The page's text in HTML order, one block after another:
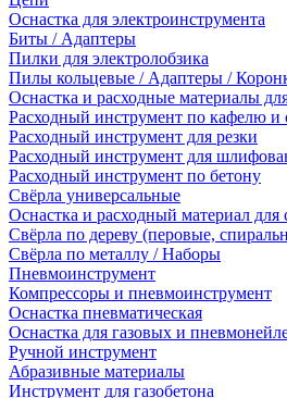
Оснастка для электроинструмента
Биты / Адаптеры
Пилки для электролобзика
Пилы кольцевые / Адаптеры /
Оснастка и расходные материалы
Расходный инструмент по кафелю и
Расходный инструмент для резки
Расходный инструмент для
Расходный инструмент по бетону
Свёрла универсальные
Оснастка и расходный материал для
Свёрла по дереву (перовые,
Свёрла по металлу / Наборы
Пневмоинструмент
Компрессоры и пневмоинструмент
Оснастка пневматическая
Оснастка для газовых и
Ручной инструмент
Абразивные материалы
Инструмент для газобетона